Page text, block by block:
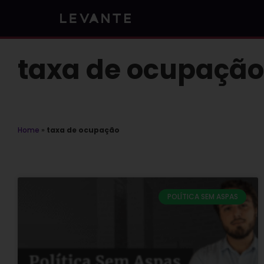
taxa de ocupação
Home » taxa de ocupação
POLÍTICA SEM ASPAS